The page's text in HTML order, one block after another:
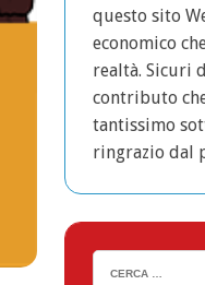
questo sito
economico
realtà. Sicuri
contributo
tantissimo
ringrazio dal